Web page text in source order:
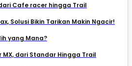
Cafe racer hingga Trail
Solusi Bikin Tarikan Makin Ngacir!
yang Mana?
dari Standar Hingga Trail